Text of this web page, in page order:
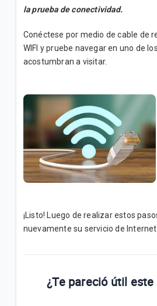
la prueba de conectividad.
Conéctese por medio de cable de
WIFI y pruebe navegar en uno de
acostumbran a visitar.
¡Listo! Luego de realizar estos
nuevamente su servicio de Internet
¿Te pareció útil